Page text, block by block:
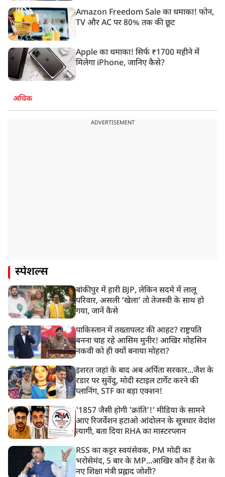
Amazon Freedom Sale का धमाका! फोन,
TV और AC पर 80% तक की छूट
Apple का धमाका! सिर्फ ₹1700 महीने में
मिलेगा iPhone, जानिए कैसे?
अधिक
ADVERTISEMENT
स्पेशल्स
बांकीपुर में हारी BJP, लेकिन सदमे में लालू
परिवार, असली ‘खेला’ तो तेजस्वी के साथ हो
गया, जानें कैसे
पाकिस्तान में तख्तापलट की आहट? राष्ट्रपति
बनना चाह रहे आसिम मुनीर! आखिर मोहसिन
नकवी को ही क्यों बनाया मोहरा?
इशरत जहां के बाद अब अर्पिता सरकार...जैश के
रडार पर सुवेंदु, मोदी स्टाइल टार्गेट करने की
प्लानिंग, STF का बड़ा एक्शन!
'1857 जैसी होगी 'क्रांति'!' मीडिया के सामने
आए रिजर्वेशन हटाओ आंदोलन के सूत्रधार वेदांश
त्यागी, बता दिया RHA का मास्टरप्लान
RSS का कट्टर स्वयंसेवक, PM मोदी का
भरोसेमंद, 5 बार के MP...आखिर कौन हैं देश के
नए शिक्षा मंत्री प्रह्लाद जोशी?